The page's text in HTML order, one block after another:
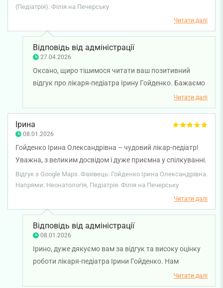
рекомендуємо!
(Педіатрія). Філія на Печерську
Читати далі
Відповідь від адміністрації
27.04.2026
Оксано, щиро тішимося читати ваш позитивний
відгук про лікаря-педіатра Ірину Гойденко. Бажаємо
Читати далі
Ірина
08.01.2026
Гойденко Ірина Олександрівна – чудовий лікар-педіатр!
Уважна, з великим досвідом і дуже приємна у спілкуванні.
Правильно поставила нам діагноз та призначила
лікування.
Відгук з Google Maps. Фахівець: Гойденко Ірина Олександрівна.
Напрями: Неонатологія, Педіатрія. Філія на Печерську
Читати далі
Відповідь від адміністрації
08.01.2026
Ірино, дуже дякуємо вам за відгук та високу оцінку
роботи лікаря-педіатра Ірини Гойденко. Нам
приємно, що ви відзначили її професіоналізм,
уважність і ефективність призначеного лікування.
Читати далі